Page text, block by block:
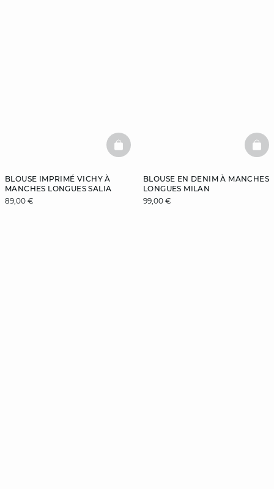
BLOUSE IMPRIMÉ VICHY À
MANCHES LONGUES SALIA
89,00 €
BASKETFULL
BLOUSE EN DENIM À MANCHES
LONGUES MILAN
99,00 €